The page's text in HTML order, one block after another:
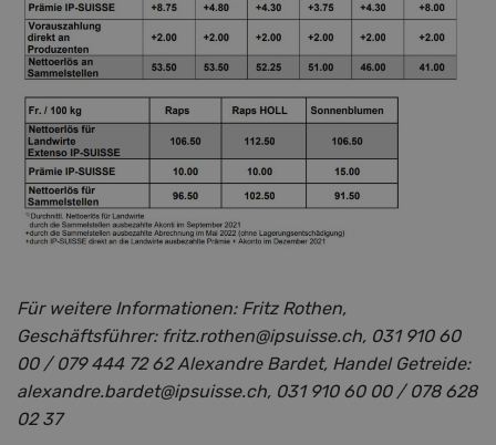
Für weitere Informationen: Fritz Rothen,
Geschäftsführer: fritz.rothen@ipsuisse.ch, 031 910 60
00 / 079 444 72 62 Alexandre Bardet, Handel Getreide:
alexandre.bardet@ipsuisse.ch, 031 910 60 00 / 078 628
02 37